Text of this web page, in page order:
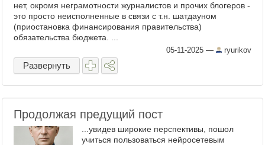
Видеотоп
нет, окромя неграмотности журналистов и прочих блогеров -
это просто неисполненные в связи с т.н. шатдауном
(приостановка финансирования правительства)
обязательства бюджета. ...
05-11-2025 — ryurikov
Развернуть
Продолжая предущий пост
...увидев широкие перспективы, пошол
учиться пользоваться нейросетевым